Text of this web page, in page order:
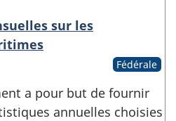
sur les
Fédérale
a pour but de fournir
annuelles choisies